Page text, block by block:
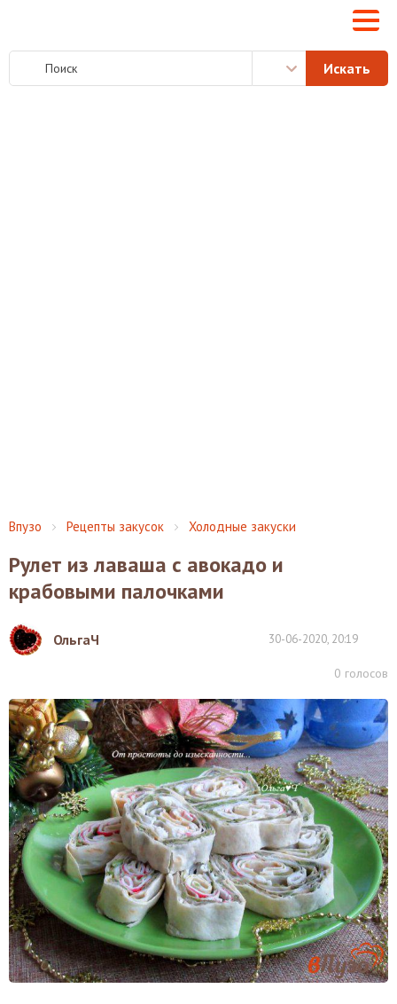
Впузо Рецепты закусок Холодные закуски
Рулет из лаваша с авокадо и
крабовыми палочками
ОльгаЧ 30-06-2020, 20:19
0 голосов